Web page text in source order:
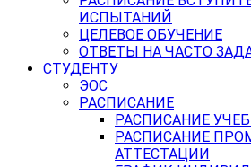
ИСПЫТАНИЙ
ЦЕЛЕВОЕ ОБУЧЕНИЕ
ОТВЕТЫ НА ЧАСТО
СТУДЕНТУ
ЭОС
РАСПИСАНИЕ
РАСПИСАНИЕ
РАСПИСАНИЕ
АТТЕСТАЦИИ